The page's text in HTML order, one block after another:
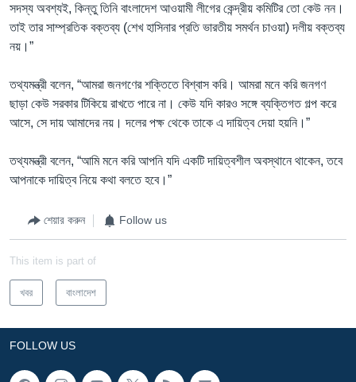
সদস্য অবশ্যই, কিন্তু তিনি বাংলাদেশ আওয়ামী লীগের কেন্দ্রীয় কমিটির তো কেউ নন।
তাই তার সাম্প্রতিক বক্তব্য (শেখ হাসিনার প্রতি ভারতীয় সমর্থন চাওয়া) দলীয় বক্তব্য
নয়।”
তথ্যমন্ত্রী বলেন, “আমরা জনগণের শক্তিতে বিশ্বাস করি। আমরা মনে করি জনগণ
ছাড়া কেউ সরকার টিকিয়ে রাখতে পারে না। কেউ যদি কারও সঙ্গে ব্যক্তিগত গল্প করে
আসে, সে দায় আমাদের নয়। দলের পক্ষ থেকে তাকে এ দায়িত্ব দেয়া হয়নি।”
তথ্যমন্ত্রী বলেন, “আমি মনে করি আপনি যদি একটি দায়িত্বশীল অবস্থানে থাকেন, তবে
আপনাকে দায়িত্ব নিয়ে কথা বলতে হবে।”
শেয়ার করুন Follow us
This item is part of
খবর বাংলাদেশ
FOLLOW US